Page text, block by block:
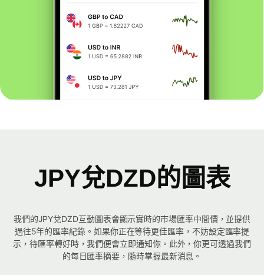
JPY兌DZD的圖表
我們的JPY兌DZD互動圖表會顯示實時的市場匯率中間價，並提供
過往5年的匯率紀錄。如果你正在等待更佳匯率，不妨設定匯率提
示，待匯率轉好時，我們便會立即通知你。此外，你更可透過我們
的每日匯率摘要，隨時掌握最新消息。